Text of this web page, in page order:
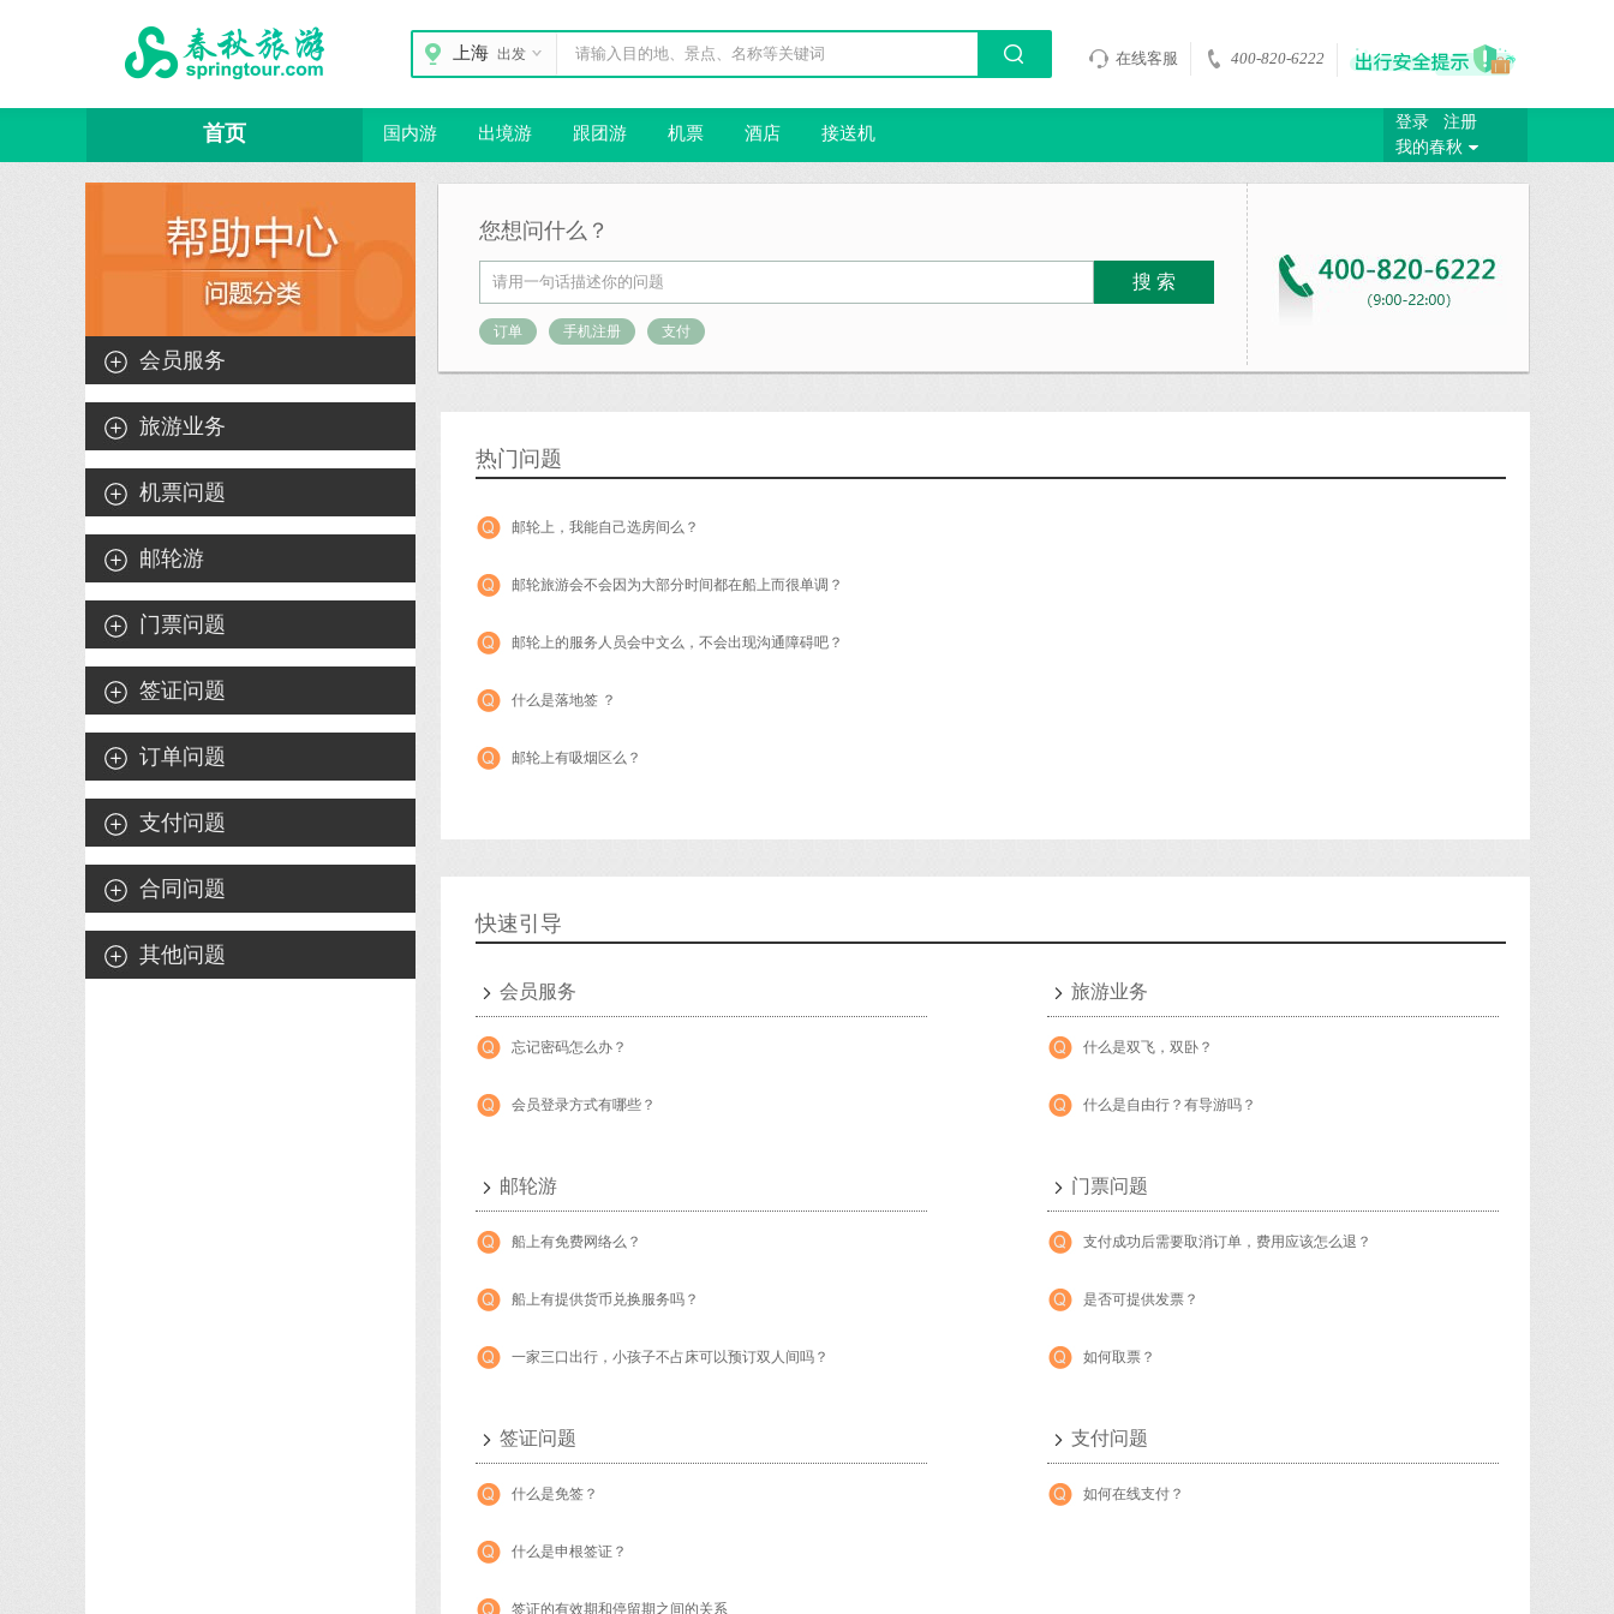
上海 出发 在线客服 400-820-6222
首页 国内游 出境游 跟团游 机票 酒店 接送机
登录
注册
我的春秋
您想问什么？
订单 手机注册 支付
热门问题
邮轮上，我能自己选房间么？
邮轮旅游会不会因为大部分时间都在船上而很单调？
邮轮上的服务人员会中文么，不会出现沟通障碍吧？
什么是落地签 ？
邮轮上有吸烟区么？
快速引导
会员服务
忘记密码怎么办？
会员登录方式有哪些？
旅游业务
什么是双飞，双卧？
什么是自由行？有导游吗？
邮轮游
船上有免费网络么？
船上有提供货币兑换服务吗？
一家三口出行，小孩子不占床可以预订双人间吗？
门票问题
支付成功后需要取消订单，费用应该怎么退？
是否可提供发票？
如何取票？
签证问题
什么是免签？
什么是申根签证？
签证的有效期和停留期之间的关系
支付问题
如何在线支付？
会员服务
旅游业务
机票问题
邮轮游
门票问题
签证问题
订单问题
支付问题
合同问题
其他问题